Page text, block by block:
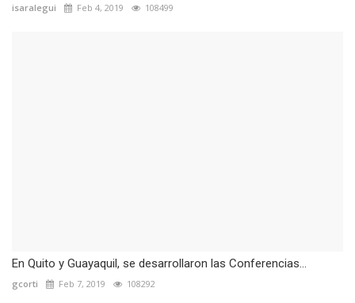
isaralegui Feb 4, 2019 108499
En Quito y Guayaquil, se desarrollaron las Conferencias...
gcorti Feb 7, 2019 108292